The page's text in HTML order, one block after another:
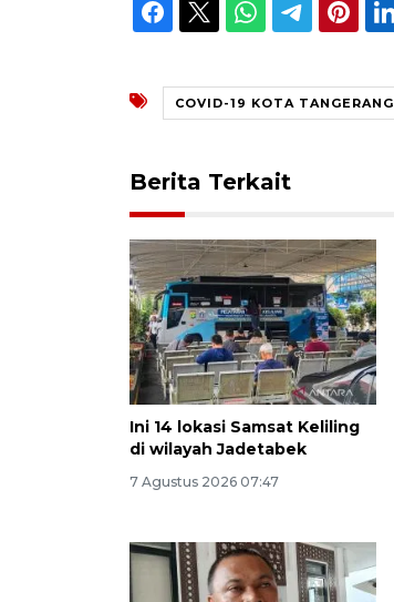
COVID-19 KOTA TANGERANG
Berita Terkait
Ini 14 lokasi Samsat Keliling
di wilayah Jadetabek
7 Agustus 2026 07:47